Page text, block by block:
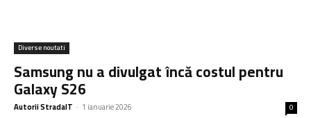
Diverse noutati
Samsung nu a divulgat încă costul pentru
Galaxy S26
Autorii StradaIT - 1 ianuarie 2026 0